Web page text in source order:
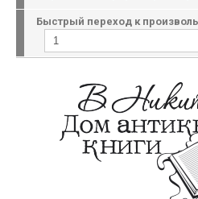
Быстрый переход к